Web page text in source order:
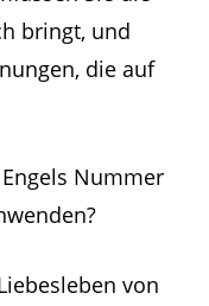
bringt, und
die auf
Nummer
von